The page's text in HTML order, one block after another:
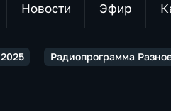
Новости Эфир
2025 Радиопрограмма